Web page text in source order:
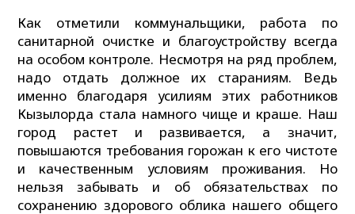
Как отметили коммунальщики, работа по
санитарной очистке и благоустройству всегда
на особом контроле. Несмотря на ряд проблем,
надо отдать должное их стараниям. Ведь
именно благодаря усилиям этих работников
Кызылорда стала намного чище и краше. Наш
город растет и развивается, а значит,
повышаются требования горожан к его чистоте
и качественным условиям проживания. Но
нельзя забывать и об обязательствах по
сохранению здорового облика нашего общего